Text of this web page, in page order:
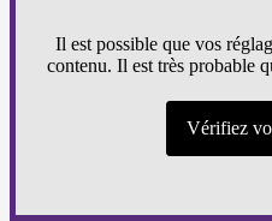
Il est possible que vos
contenu. Il est très probable
Vérifiez